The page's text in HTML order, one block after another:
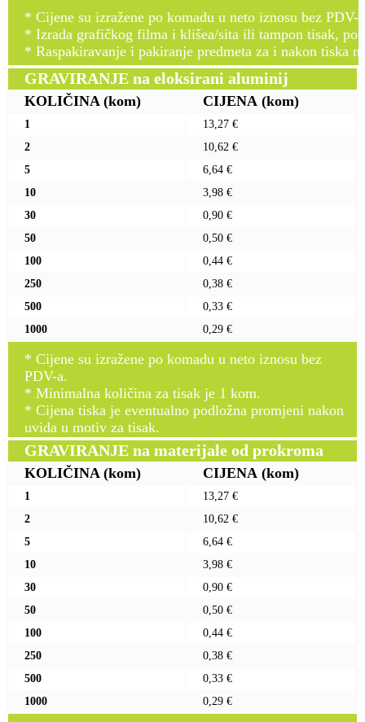
* Cijene su izražene po komadu u neto iznosu bez PDV-
* Izrada grafičkog filma i klišea/sita ili tampon tisak, po
* Raspakiravanje i pakiranje predmeta za i nakon tiska
GRAVIRANJE na eloksirani aluminij
KOLIČINA (kom) CIJENA (kom)
1
13,27 €
2
10,62 €
5
6,64 €
10
3,98 €
30
0,90 €
50
0,50 €
100
0,44 €
250
0,38 €
500
0,33 €
1000
0,29 €
* Cijene su izražene po komadu u neto iznosu bez
PDV-a.
* Minimalna količina za tisak je 1 kom.
* Cijena tiska je eventualno podložna promjeni nakon
uvida u motiv za tisak.
GRAVIRANJE na materijale od prokroma
KOLIČINA (kom) CIJENA (kom)
1
13,27 €
2
10,62 €
5
6,64 €
10
3,98 €
30
0,90 €
50
0,50 €
100
0,44 €
250
0,38 €
500
0,33 €
1000
0,29 €